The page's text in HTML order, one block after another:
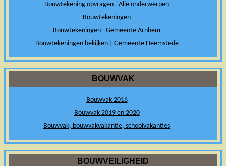
Bouwtekening opvragen - Alle onderwerpen
Bouwtekeningen
Bouwtekeningen - Gemeente Arnhem
Bouwtekeningen bekijken | Gemeente Heemstede
BOUWVAK
Bouwvak 2018
Bouwvak 2019 en 2020
Bouwvak, bouwvakvakantie, schoolvakanties
BOUWVEILIGHEID